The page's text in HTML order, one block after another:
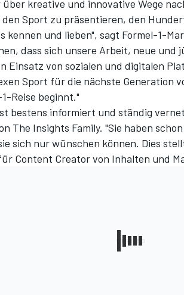
kreative und innovative Wege
Sport zu präsentieren, den
kennen und lieben", sagt Formel-1-
dass sich unsere Arbeit, neue und
Einsatz von sozialen und digitalen
Sport für die nächste Generation
Reise beginnt."
bestens informiert und ständig
The Insights Family. "Sie haben
sich nur wünschen können. Dies
Content Creator von Inhalten und